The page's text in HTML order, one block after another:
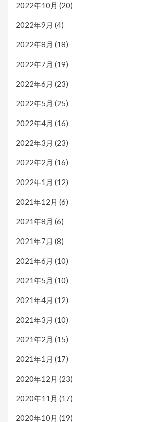
2022年10月 (20)
2022年9月 (4)
2022年8月 (18)
2022年7月 (19)
2022年6月 (23)
2022年5月 (25)
2022年4月 (16)
2022年3月 (23)
2022年2月 (16)
2022年1月 (12)
2021年12月 (6)
2021年8月 (6)
2021年7月 (8)
2021年6月 (10)
2021年5月 (10)
2021年4月 (12)
2021年3月 (10)
2021年2月 (15)
2021年1月 (17)
2020年12月 (23)
2020年11月 (17)
2020年10月 (19)